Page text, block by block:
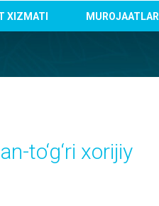
XIZMATI MUROJAATLAR
to‘g‘ri xorijiy